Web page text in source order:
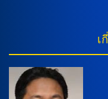
การทำนายการแข่งขัน
ระบวนการที่สำคัญในว
บอล โดยสำรวจผลการ
พบว่า Liverpool มีประวั
Liverpool มีฟอร์มที่แข็งแ
เสมอ 1 เกม และไม่เคย
เ